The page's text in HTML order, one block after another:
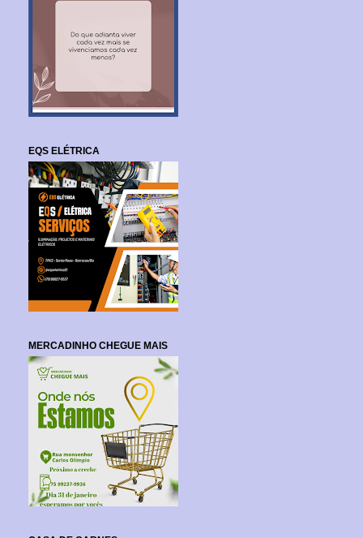
EQS ELÉTRICA
MERCADINHO CHEGUE MAIS